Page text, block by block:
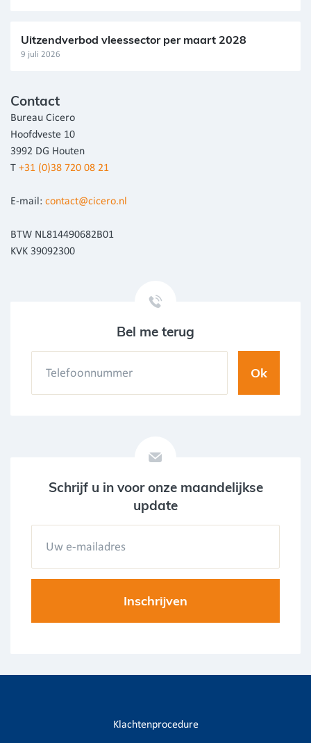
Uitzendverbod vleessector per maart 2028
9 juli 2026
Contact
Bureau Cicero
Hoofdveste 10
3992 DG Houten
T +31 (0)38 720 08 21
E-mail: contact@cicero.nl
BTW NL814490682B01
KVK 39092300
Bel me terug
Schrijf u in voor onze maandelijkse
update
Klachtenprocedure